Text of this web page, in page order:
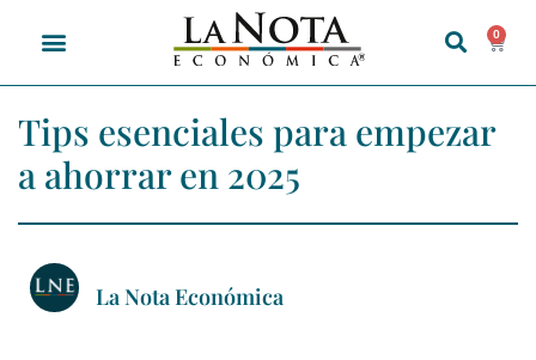
0
Tips esenciales para empezar
a ahorrar en 2025
La Nota Económica